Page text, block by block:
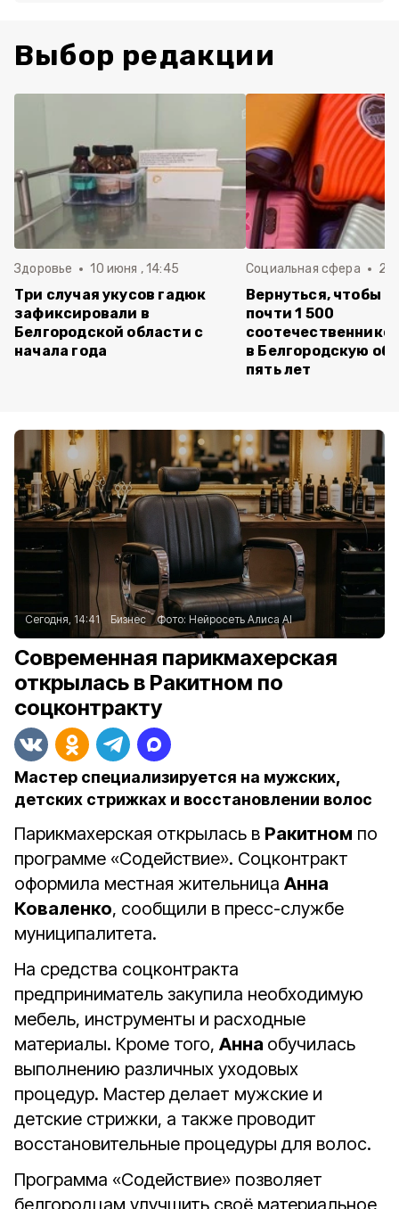
Выбор редакции
Здоровье 10 июня , 14:45
Три случая укусов гадюк
зафиксировали в
Белгородской области с
начала года
Социальная сфера 20
Вернуться, чтобы
почти 1 500
в Белгородскую
пять лет
Сегодня, 14:41 Бизнес Фото: Нейросеть Алиса AI
Современная парикмахерская
открылась в Ракитном по
соцконтракту
Мастер специализируется на мужских,
детских стрижках и восстановлении волос
Парикмахерская открылась в Ракитном по
программе «Содействие». Соцконтракт
оформила местная жительница Анна
Коваленко, сообщили в пресс-службе
муниципалитета.
На средства соцконтракта
предприниматель закупила необходимую
мебель, инструменты и расходные
материалы. Кроме того, Анна обучилась
выполнению различных уходовых
процедур. Мастер делает мужские и
детские стрижки, а также проводит
восстановительные процедуры для волос.
Программа «Содействие» позволяет
белгородцам улучшить своё материальное